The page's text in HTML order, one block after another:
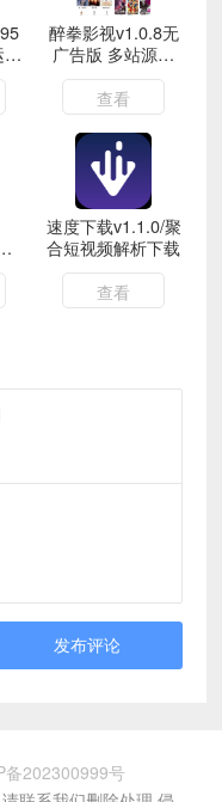
醉拳影视v1.0.8无
广告版 多站源追
剧APP
查看
速度下载v1.1.0/聚
合短视频解析下载
查看
发布评论
备202300999号